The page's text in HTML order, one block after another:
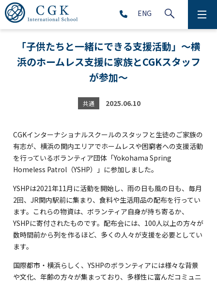
ENG
CGKについて
学校生活
プリスクール (2～5歳児)
初等部 (1～5年生)
中等部 (6～9年生)
高等部 (10～12年生)
アフタースクール (1～9年生)
海外留学・グローバル
お問い合わせ
「子供たちと一緒にできる支援活動」～横
浜のホームレス支援に家族とCGKスタッフ
が参加～
共通 2025.06.10
CGKインターナショナルスクールのスタッフと生徒のご家族の
有志が、横浜の関内エリアでホームレスや困窮者への支援活動
を行っているボランティア団体「Yokohama Spring
Homeless Patrol（YSHP）」に参加しました。
YSHPは2021年11月に活動を開始し、雨の日も風の日も、毎月
2回、JR関内駅前に集まり、食料や生活用品の配布を行ってい
ます。これらの物資は、ボランティア自身が持ち寄るか、
YSHPに寄付されたものです。配布会には、100人以上の方々が
数時間前から列を作るほど、多くの人々が支援を必要としてい
ます。
国際都市・横浜らしく、YSHPのボランティアには様々な背景
や文化、年齢の方々が集まっており、多様性に富んだコミュニ